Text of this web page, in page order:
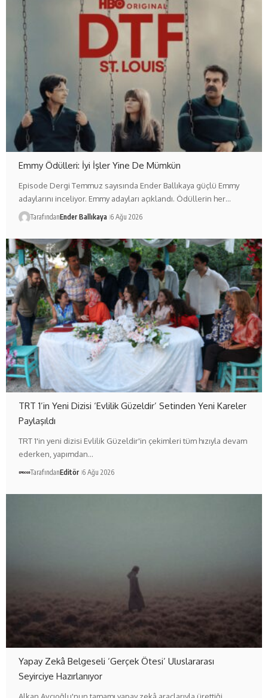
Emmy Ödülleri: İyi İşler Yine De Mümkün
Episode Dergi Temmuz sayısında Ender Ballıkaya güçlü Emmy
adaylarını inceliyor. Emmy adayları açıklandı. Ödüllerin her…
TarafındanEnder Ballıkaya 6 Ağu 2026
TRT 1’in Yeni Dizisi ‘Evlilik Güzeldir’ Setinden Yeni Kareler
Paylaşıldı
TRT 1'in yeni dizisi Evlilik Güzeldir'in çekimleri tüm hızıyla devam
ederken, yapımdan…
TarafındanEditör 6 Ağu 2026
Yapay Zekâ Belgeseli ‘Gerçek Ötesi’ Uluslararası
Seyirciye Hazırlanıyor